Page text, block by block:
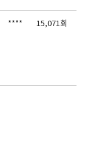
**** 15,071회
실무자 양성과정